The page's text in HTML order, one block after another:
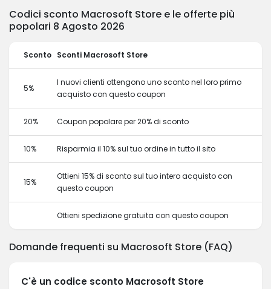
Codici sconto Macrosoft Store e le offerte più
popolari 8 Agosto 2026
Sconto Sconti Macrosoft Store
5%
I nuovi clienti ottengono uno sconto nel loro primo
acquisto con questo coupon
20% Coupon popolare per 20% di sconto
10% Risparmia il 10% sul tuo ordine in tutto il sito
15%
Ottieni 15% di sconto sul tuo intero acquisto con
questo coupon
Ottieni spedizione gratuita con questo coupon
Domande frequenti su Macrosoft Store (FAQ)
C'è un codice sconto Macrosoft Store